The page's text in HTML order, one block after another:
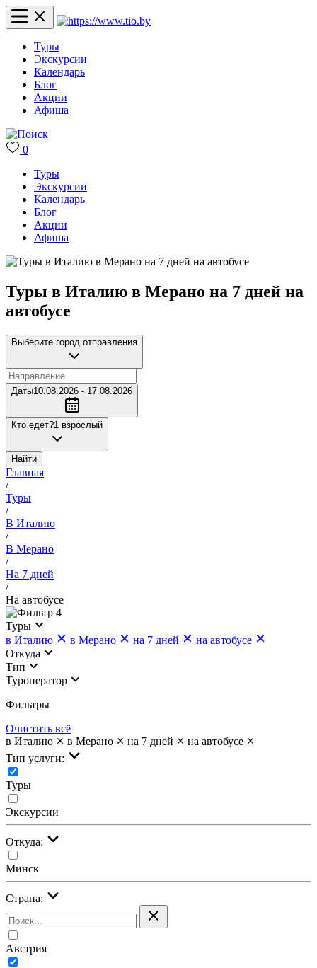
Туры
Экскурсии
Календарь
Блог
Акции
Афиша
0
Туры
Экскурсии
Календарь
Блог
Акции
Афиша
Туры в Италию в Мерано на 7 дней на
автобусе
Выберите город отправления
Даты10.08.2026 - 17.08.2026
Кто едет?1 взрослый
Найти
Главная
/
Туры
/
В Италию
/
В Мерано
/
На 7 дней
/
На автобусе
4
Туры
в Италию
в Мерано на 7 дней
на автобусе
Откуда
Тип
Туроператор
Фильтры
Очистить всё
в Италию
в Мерано на 7 дней
на автобусе
Тип услуги:
Туры
Экскурсии
Откуда:
Минск
Страна:
Австрия